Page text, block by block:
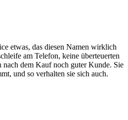
etwas, das diesen Namen wirklich
am Telefon, keine überteuerten
nach dem Kauf noch guter Kunde. Sie
und so verhalten sie sich auch.